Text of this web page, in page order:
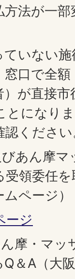
法が一
いない
口で全
が直接
とになり
認くださ
あん摩
領委任
ページ）
ージ
摩・マッ
＆A（大